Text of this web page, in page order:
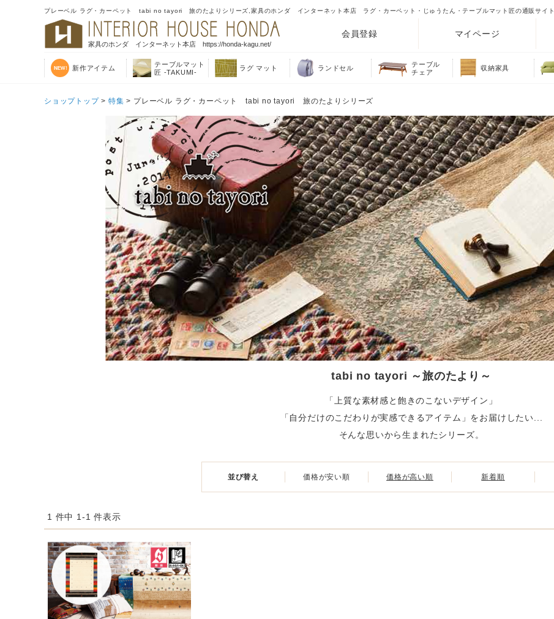
プレーベル ラグ・カーペット tabi no tayori 旅のたよりシリーズ,家具のホンダ インターネット本店 ラグ・カーペット・じゅうたん・テーブルマット匠の通販サイト
家具のホンダ インターネット本店 https://honda-kagu.net/
会員登録 マイページ
新作アイテム
テーブルマット
匠 -TAKUMI-
ラグ マット ランドセル
テーブル
チェア
収納家具
ショップトップ> 特集 > プレーベル ラグ・カーペット tabi no tayori 旅のたよりシリーズ
tabi no tayori ～旅のたより～
「上質な素材感と飽きのこないデザイン」
「自分だけのこだわりが実感できるアイテム」をお届けしたい...
そんな思いから生まれたシリーズ。
並び替え 価格が安い順 価格が高い順 新着順
1 件中 1-1 件表示